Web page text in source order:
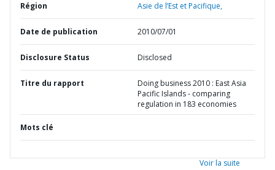
Région Asie de l’Est et Pacifique,
Date de publication 2010/07/01
Disclosure Status Disclosed
Titre du rapport
Doing business 2010 : East Asia
Pacific Islands - comparing
regulation in 183 economies
Mots clé
Voir la suite